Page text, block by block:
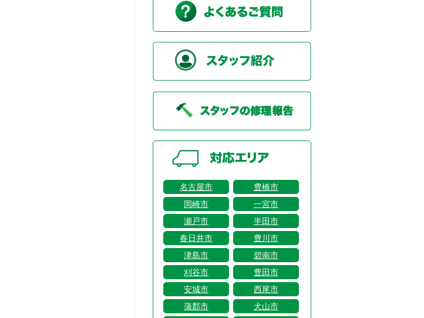
名古屋市
豊橋市
岡崎市
一宮市
瀬戸市
半田市
春日井市
豊川市
津島市
碧南市
刈谷市
豊田市
安城市
西尾市
蒲郡市
犬山市